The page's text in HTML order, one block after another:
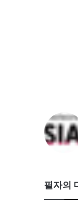
필자의